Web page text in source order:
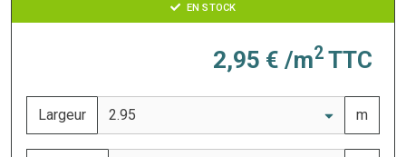
EN STOCK
2,95 € /m2 TTC
Largeur m